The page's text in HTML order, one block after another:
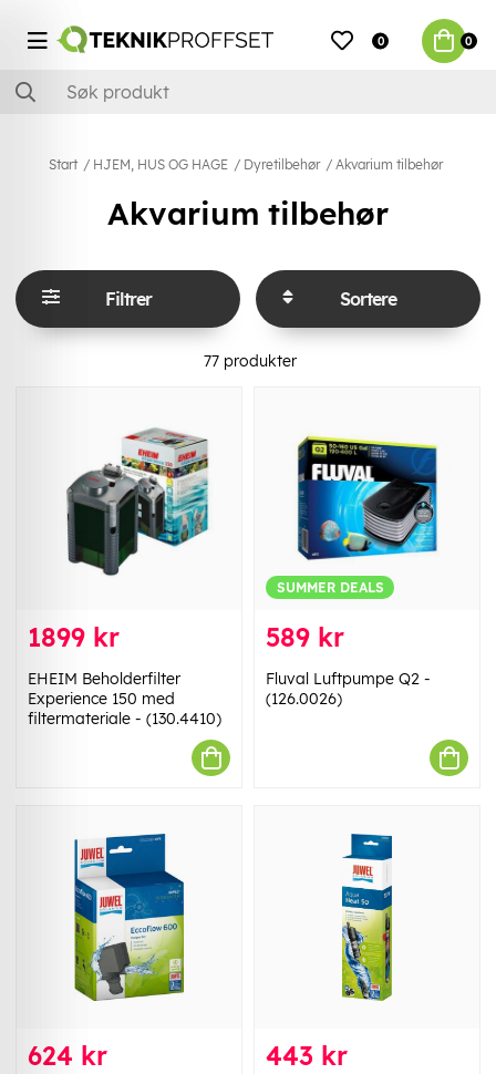
0 0
Start HJEM, HUS OG HAGE Dyretilbehør Akvarium tilbehør
Akvarium tilbehør
Filtrer Sortere
77 produkter
1899 kr
EHEIM Beholderfilter
Experience 150 med
filtermateriale - (130.4410)
SUMMER DEALS
589 kr
Fluval Luftpumpe Q2 -
(126.0026)
624 kr 443 kr